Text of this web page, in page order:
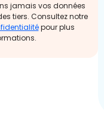
jamais vos données
tiers. Consultez notre
pour plus